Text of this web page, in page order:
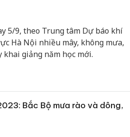
5/9, theo Trung tâm Dự báo khí
Hà Nội nhiều mây, không mưa,
giảng năm học mới.
Bắc Bộ mưa rào và dông,